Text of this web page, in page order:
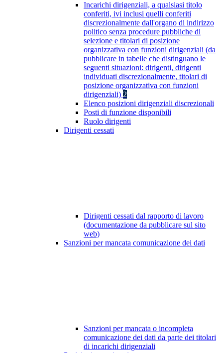
Incarichi dirigenziali, a qualsiasi titolo
conferiti, ivi inclusi quelli conferiti
discrezionalmente dall'organo di indirizzo
politico senza procedure pubbliche di
selezione e titolari di posizione
organizzativa con funzioni dirigenziali (da
pubblicare in tabelle che distinguano le
seguenti situazioni: dirigenti, dirigenti
individuati discrezionalmente, titolari di
posizione organizzativa con funzioni
dirigenziali) 2
Elenco posizioni dirigenziali discrezionali
Posti di funzione disponibili
Ruolo dirigenti
Dirigenti cessati
Dirigenti cessati dal rapporto di lavoro
(documentazione da pubblicare sul sito
web)
Sanzioni per mancata comunicazione dei dati
Sanzioni per mancata o incompleta
comunicazione dei dati da parte dei titolari
di incarichi dirigenziali